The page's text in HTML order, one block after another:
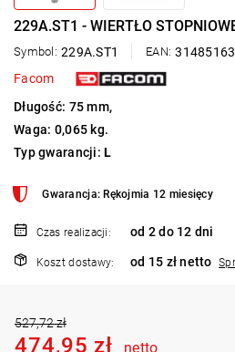
229A.ST1 - WIERTŁO
Symbol: 229A.ST1 EAN:
Facom
Długość: 75 mm,
Waga: 0,065 kg.
Typ gwarancji:L
Gwarancja: Rękojmia 12 miesięcy
Czas realizacji: od 2 do 12 dni
Koszt dostawy: od 15 zł netto
527,72 zł
474,95 zł netto